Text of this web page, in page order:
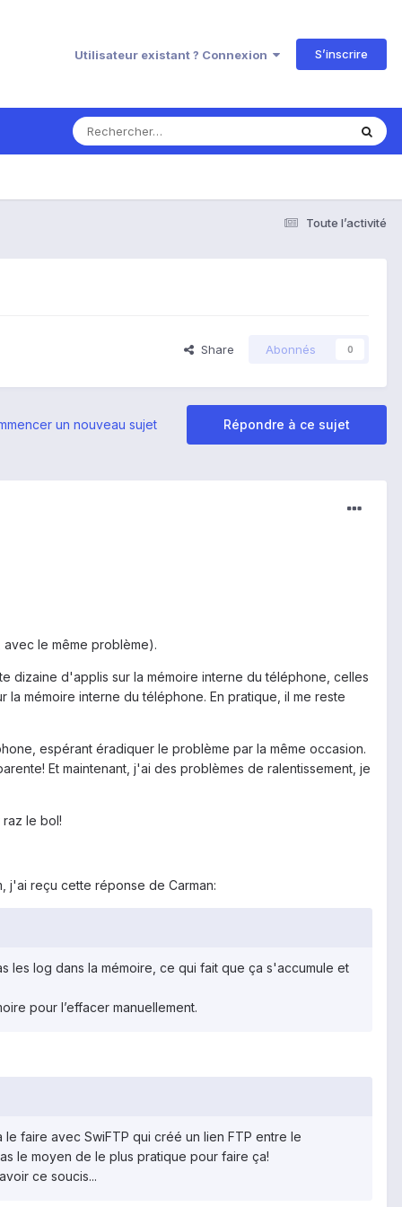
Utilisateur existant ? Connexion S’inscrire
Toute l’activité
Share Abonnés 0
Répondre à ce sujet
un nouveau sujet
le même problème).
dizaine d'applis sur la mémoire interne du téléphone, celles
mémoire interne du téléphone. En pratique, il me reste
espérant éradiquer le problème par la même occasion.
Et maintenant, j'ai des problèmes de ralentissement, je
le bol!
j'ai reçu cette réponse de Carman:
les log dans la mémoire, ce qui fait que ça s'accumule et
pour l’effacer manuellement.
faire avec SwiFTP qui créé un lien FTP entre le
le moyen de le plus pratique pour faire ça!
ce soucis...